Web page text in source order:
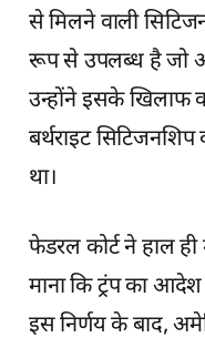
से मिलने वाली
रूप से उपलब्ध है जो
उन्होंने इसके खिलाफ
बर्थराइट
था।
फेडरल कोर्ट ने हाल
माना कि ट्रंप का
इस निर्णय के बाद,